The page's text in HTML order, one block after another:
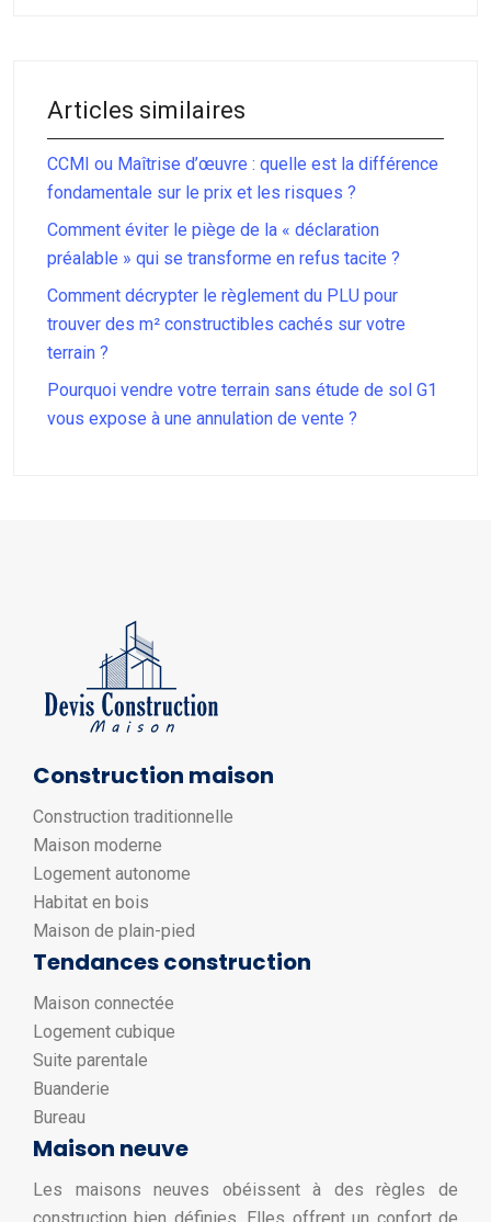
Articles similaires
CCMI ou Maîtrise d’œuvre : quelle est la différence
fondamentale sur le prix et les risques ?
Comment éviter le piège de la « déclaration
préalable » qui se transforme en refus tacite ?
Comment décrypter le règlement du PLU pour
trouver des m² constructibles cachés sur votre
terrain ?
Pourquoi vendre votre terrain sans étude de sol G1
vous expose à une annulation de vente ?
Construction maison
Construction traditionnelle
Maison moderne
Logement autonome
Habitat en bois
Maison de plain-pied
Tendances construction
Maison connectée
Logement cubique
Suite parentale
Buanderie
Bureau
Maison neuve
Les maisons neuves obéissent à des règles de